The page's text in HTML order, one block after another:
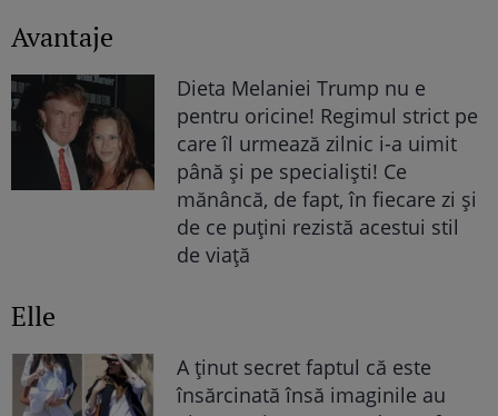
Avantaje
Dieta Melaniei Trump nu e
pentru oricine! Regimul strict pe
care îl urmează zilnic i-a uimit
până și pe specialiști! Ce
mănâncă, de fapt, în fiecare zi și
de ce puțini rezistă acestui stil
de viață
Elle
A ținut secret faptul că este
însărcinată însă imaginile au